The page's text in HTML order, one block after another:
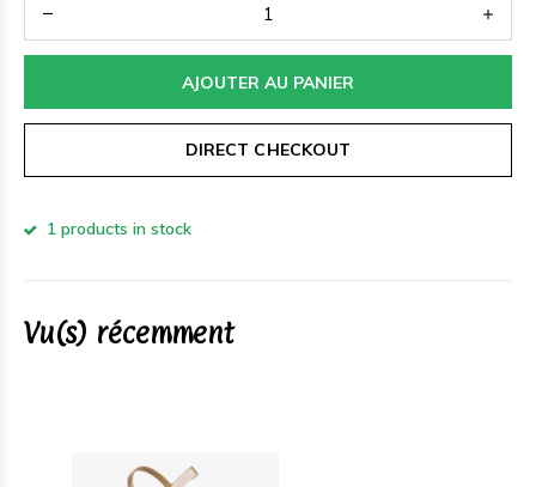
AJOUTER AU PANIER
DIRECT CHECKOUT
1 products in stock
Vu(s) récemment